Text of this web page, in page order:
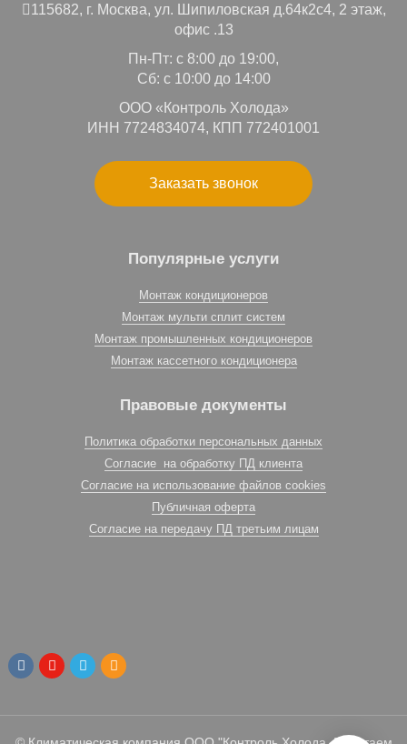
115682, г. Москва, ул. Шипиловская д.64к2с4, 2 этаж,
офис .13
Пн-Пт: с 8:00 до 19:00,
Сб: с 10:00 до 14:00
ООО «Контроль Холода»
ИНН 7724834074, КПП 772401001
Заказать звонок
Популярные услуги
Монтаж кондиционеров
Монтаж мульти сплит систем
Монтаж промышленных кондиционеров
Монтаж кассетного кондиционера
Правовые документы
Политика обработки персональных данных
Согласие на обработку ПД клиента
Согласие на использование файлов cookies
Публичная оферта
Согласие на передачу ПД третьим лицам